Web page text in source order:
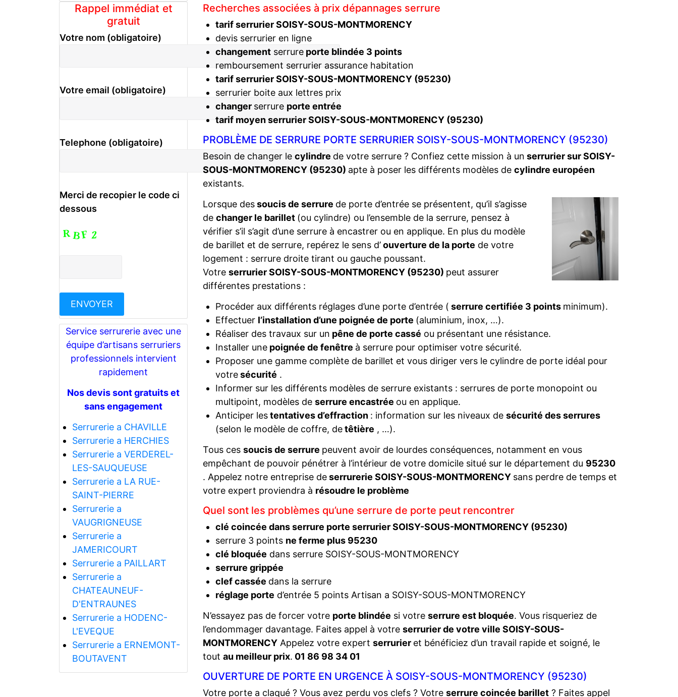
Rappel immédiat et
gratuit
Votre nom (obligatoire)
Votre email (obligatoire)
Telephone (obligatoire)
Merci de recopier le code ci
dessous
Service serrurerie avec une
équipe d’artisans serruriers
professionnels intervient
rapidement
Nos devis sont gratuits et
sans engagement
Serrurerie a CHAVILLE
Serrurerie a HERCHIES
Serrurerie a VERDEREL-
LES-SAUQUEUSE
Serrurerie a LA RUE-
SAINT-PIERRE
Serrurerie a
VAUGRIGNEUSE
Serrurerie a
JAMERICOURT
Serrurerie a PAILLART
Serrurerie a
CHATEAUNEUF-
D'ENTRAUNES
Serrurerie a HODENC-
L'EVEQUE
Serrurerie a ERNEMONT-
BOUTAVENT
Recherches associées à prix dépannages serrure
tarif serrurier SOISY-SOUS-MONTMORENCY
devis serrurier en ligne
changementserrureporte blindée 3 points
remboursement serrurier assurance habitation
tarif serrurier SOISY-SOUS-MONTMORENCY (95230)
serrurier boite aux lettres prix
changer serrure porte entrée
tarif moyen serrurier SOISY-SOUS-MONTMORENCY (95230)
PROBLÈME DE SERRURE PORTE SERRURIER SOISY-SOUS-MONTMORENCY (95230)
Besoin de changer le cylindre de votre serrure ? Confiez cette mission à un serrurier sur SOISY-
SOUS-MONTMORENCY (95230) apte à poser les différents modèles de cylindre européen
existants.
Lorsque dessoucis de serrure de porte d’entrée se présentent, qu’il s’agisse
de changer le barillet (ou cylindre) ou l’ensemble de la serrure, pensez à
vérifier s’il s’agit d’une serrure à encastrer ou en applique. En plus du modèle
de barillet et de serrure, repérez le sens d’ouverture de la porte de votre
logement : serrure droite tirant ou gauche poussant.
Votre serrurier SOISY-SOUS-MONTMORENCY (95230) peut assurer
différentes prestations :
Procéder aux différents réglages d’une porte d’entrée ( serrure certifiée 3 points minimum).
Effectuer l’installation d’une poignée de porte (aluminium, inox, …).
Réaliser des travaux sur un pêne de porte cassé ou présentant une résistance.
Installer unepoignée de fenêtre à serrure pour optimiser votre sécurité.
Proposer une gamme complète de barillet et vous diriger vers le cylindre de porte idéal pour
votresécurité .
Informer sur les différents modèles de serrure existants : serrures de porte monopoint ou
multipoint, modèles de serrure encastrée ou en applique.
Anticiper lestentatives d’effraction : information sur les niveaux de sécurité des serrures
(selon le modèle de coffre, detêtière , …).
Tous ces soucis de serrure peuvent avoir de lourdes conséquences, notamment en vous
empêchant de pouvoir pénétrer à l’intérieur de votre domicile situé sur le département du 95230
. Appelez notre entreprise deserrurerie SOISY-SOUS-MONTMORENCY sans perdre de temps et
votre expert proviendra à résoudre le problème
Quel sont les problèmes qu’une serrure de porte peut rencontrer
clé coincée dans serrure porte serrurier SOISY-SOUS-MONTMORENCY (95230)
serrure 3 points ne ferme plus 95230
clé bloquée dans serrure SOISY-SOUS-MONTMORENCY
serrure grippée
clef cassée dans la serrure
réglage porte d’entrée 5 points Artisan a SOISY-SOUS-MONTMORENCY
N’essayez pas de forcer votre porte blindée si votre serrure est bloquée. Vous risqueriez de
l’endommager davantage. Faites appel à votre serrurier de votre ville SOISY-SOUS-
MONTMORENCY Appelez votre expert serrurier et bénéficiez d’un travail rapide et soigné, le
tout au meilleur prix. 01 86 98 34 01
OUVERTURE DE PORTE EN URGENCE À SOISY-SOUS-MONTMORENCY (95230)
Votre porte a claqué ? Vous avez perdu vos clefs ? Votre serrure coincée barillet ? Faites appel